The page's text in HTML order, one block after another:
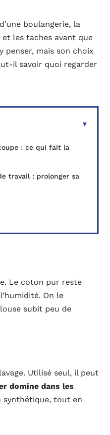
boulangerie, la
les taches avant que
penser, mais son choix
il savoir quoi regarder
: ce qui fait la
travail : prolonger sa
Le coton pur reste
On le
subit peu de
Utilisé seul, il peut
domine dans les
synthétique, tout en